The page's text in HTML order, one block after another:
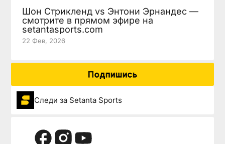
Шон Стрикленд vs Энтони Эрнандес —
смотрите в прямом эфире на
setantasports.com
22 Фев, 2026
Подпишись
Следи за Setanta Sports